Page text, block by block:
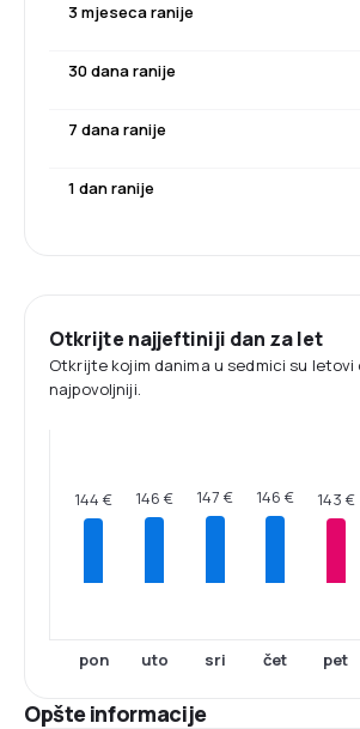
3 mjeseca ranije
30 dana ranije
7 dana ranije
1 dan ranije
Otkrijte najjeftiniji dan za let
Otkrijte kojim danima u sedmici su letovi
najpovoljniji.
144 €
pon
146 €
uto
147 €
sri
146 €
čet
143 €
pet
Opšte informacije